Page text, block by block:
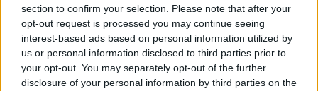
section to confirm your selection. Please note that after your
opt-out request is processed you may continue seeing
interest-based ads based on personal information utilized by
us or personal information disclosed to third parties prior to
your opt-out. You may separately opt-out of the further
disclosure of your personal information by third parties on the